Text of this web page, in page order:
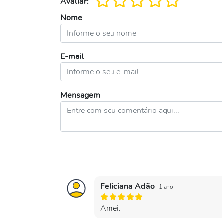
Nome
E-mail
Mensagem
Feliciana Adão 1 ano
Amei.